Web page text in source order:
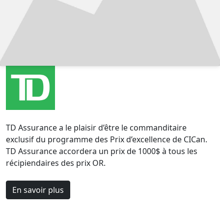
TD Assurance a le plaisir d’être le commanditaire
exclusif du programme des Prix d’excellence de CICan.
TD Assurance accordera un prix de 1000$ à tous les
récipiendaires des prix OR.
En savoir plus